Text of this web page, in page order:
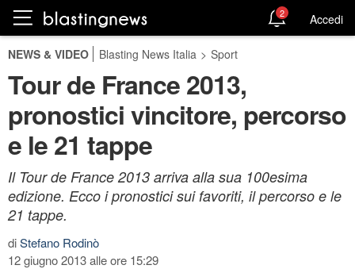
2 Accedi
NEWS & VIDEO Blasting News Italia > Sport
Tour de France 2013,
pronostici vincitore, percorso
e le 21 tappe
Il Tour de France 2013 arriva alla sua 100esima
edizione. Ecco i pronostici sui favoriti, il percorso e le
21 tappe.
diStefano Rodinò
12 giugno 2013 alle ore 15:29